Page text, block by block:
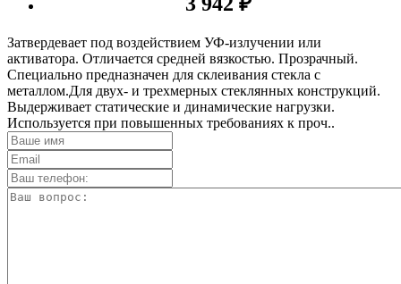
Затвердевает под воздействием УФ-излучении или
активатора. Отличается средней вязкостью. Прозрачный.
Специально предназначен для склеивания стекла с
металлом.Для двух- и трехмерных стеклянных конструкций.
Выдерживает статические и динамические нагрузки.
Используется при повышенных требованиях к проч..